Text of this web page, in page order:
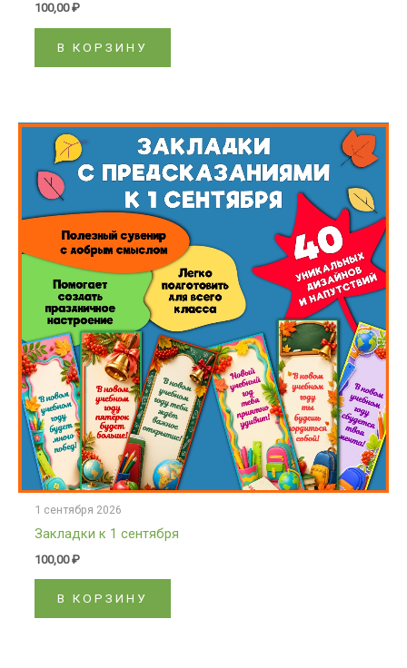
100,00₽
В КОРЗИНУ
1 сентября 2026
Закладки к 1 сентября
100,00₽
В КОРЗИНУ